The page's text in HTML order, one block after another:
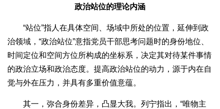
政治站位的理论内涵
“站位”指人在具体空间、场域中所处的位置，延伸到政
治领域，“政治站位”意指党员干部思考问题时的身份地位、
时间定位和空间方位所构成的坐标系，决定其对待某件事情
的政治立场和政治态度。提高政治站位的动力，源于内在自
觉与外在压力，并具有多重价值意蕴。
其一，弥合身份差异，凸显大我。列宁指出，“唯物主